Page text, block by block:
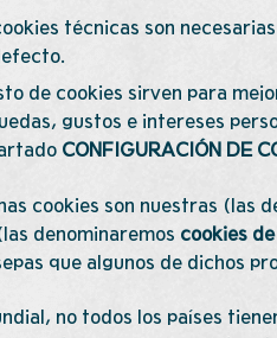
técnicas son
de cookies sirven para
gustos e intereses
CONFIGURACIÓN DE
cookies son nuestras (las
denominaremos cookies
que algunos de dichos
no todos los países